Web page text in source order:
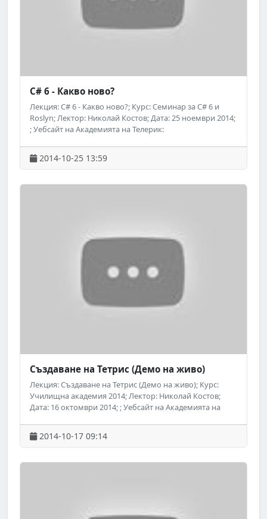
C# 6 - Какво ново?
Лекция: C# 6 - Какво ново?; Курс: Семинар за C# 6 и
Roslyn; Лектор: Николай Костов; Дата: 25 ноември 2014;
; Уебсайт на Академията на Телерик:
безплатни обучения на Академията на Телерик във
Facebook: http://www.facebook.com/TelerikAcademy.
2014-10-25 13:59
Създаване на Тетрис (Демо на живо)
Лекция: Създаване на Тетрис (Демо на живо); Курс:
Училищна академия 2014; Лектор: Николай Костов;
Дата: 16 октомври 2014; ; Уебсайт на Академията на
предстоящи безплатни обучения на Академията на
Телерик във Facebook:
2014-10-17 09:14